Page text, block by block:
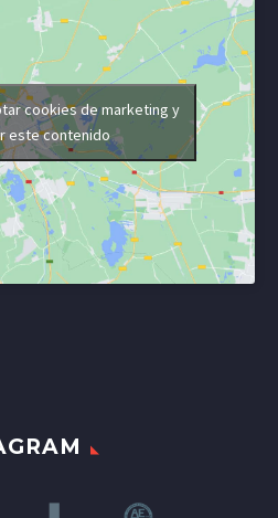
cookies de marketing y
este contenido